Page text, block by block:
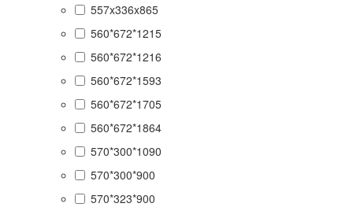
557x336x865
560*672*1215
560*672*1216
560*672*1593
560*672*1705
560*672*1864
570*300*1090
570*300*900
570*323*900